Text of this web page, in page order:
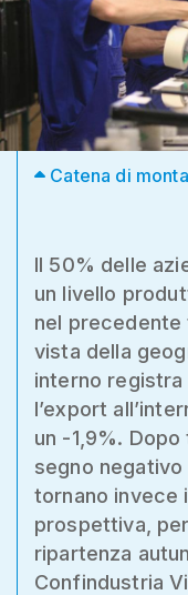
Catena di
Il 50% delle
un livello
nel precedente
vista della
interno registra
l’export
un -1,9%.
segno
tornano invece
prospettiva,
ripartenza
Confindustria